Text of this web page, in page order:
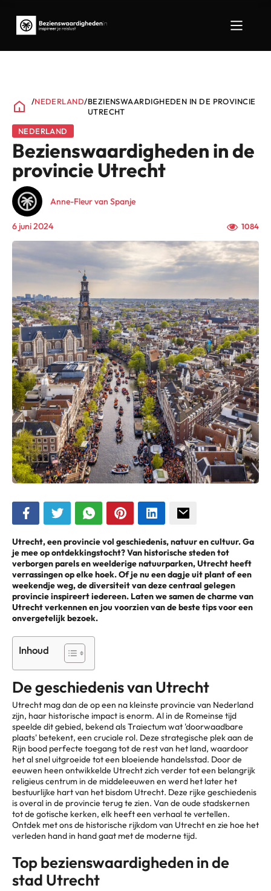
/NEDERLAND/BEZIENSWAARDIGHEDEN IN DE PROVINCIE
UTRECHT
NEDERLAND
Bezienswaardigheden in de
provincie Utrecht
Anne-Fleur van Spanje
6 juni 2024 1084
Utrecht, een provincie vol geschiedenis, natuur en cultuur. Ga
je mee op ontdekkingstocht? Van historische steden tot
verborgen parels en weelderige natuurparken, Utrecht heeft
verrassingen op elke hoek. Of je nu een dagje uit plant of een
weekendje weg, de diversiteit van deze centraal gelegen
provincie inspireert iedereen. Laten we samen de charme van
Utrecht verkennen en jou voorzien van de beste tips voor een
onvergetelijk bezoek.
Inhoud
De geschiedenis van Utrecht
Utrecht mag dan de op een na kleinste provincie van Nederland
zijn, haar historische impact is enorm. Al in de Romeinse tijd
speelde dit gebied, bekend als Traiectum wat 'doorwaadbare
plaats' betekent, een cruciale rol. Deze strategische plek aan de
Rijn bood perfecte toegang tot de rest van het land, waardoor
het al snel uitgroeide tot een bloeiende handelsstad. Door de
eeuwen heen ontwikkelde Utrecht zich verder tot een belangrijk
religieus centrum in de middeleeuwen en werd het later het
bestuurlijke hart van het bisdom Utrecht. Deze rijke geschiedenis
is overal in de provincie terug te zien. Van de oude stadskernen
tot de gotische kerken, elk heeft een verhaal te vertellen.
Ontdek met ons de historische rijkdom van Utrecht en zie hoe het
verleden hand in hand gaat met de moderne tijd.
Top bezienswaardigheden in de
stad Utrecht